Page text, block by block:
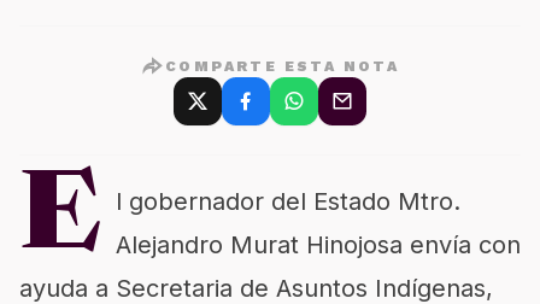
COMPARTE ESTA NOTA
E
l gobernador del Estado Mtro.
Alejandro Murat Hinojosa envía con
ayuda a Secretaria de Asuntos Indígenas,